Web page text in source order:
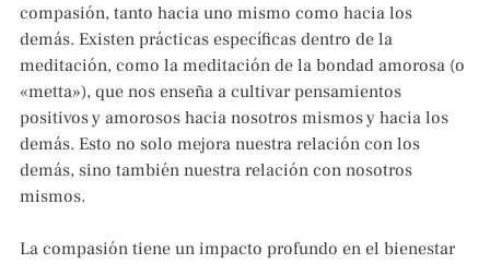
compasión, tanto hacia uno mismo como hacia los
demás. Existen prácticas específicas dentro de la
meditación, como la meditación de la bondad amorosa (o
«metta»), que nos enseña a cultivar pensamientos
positivos y amorosos hacia nosotros mismos y hacia los
demás. Esto no solo mejora nuestra relación con los
demás, sino también nuestra relación con nosotros
mismos.
La compasión tiene un impacto profundo en el bienestar